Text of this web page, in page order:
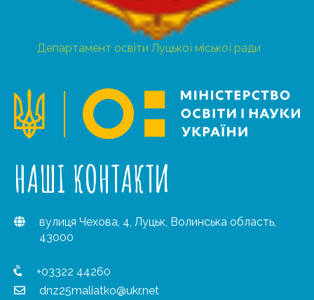
Департамент освіти Луцької міської ради
НАШІ КОНТАКТИ
вулиця Чехова, 4, Луцьк, Волинська область,
43000
+03322 44260
dnz25maliatko@ukr.net